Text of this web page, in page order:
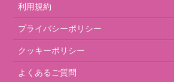
利用規約
プライバシーポリシー
クッキーポリシー
よくあるご質問